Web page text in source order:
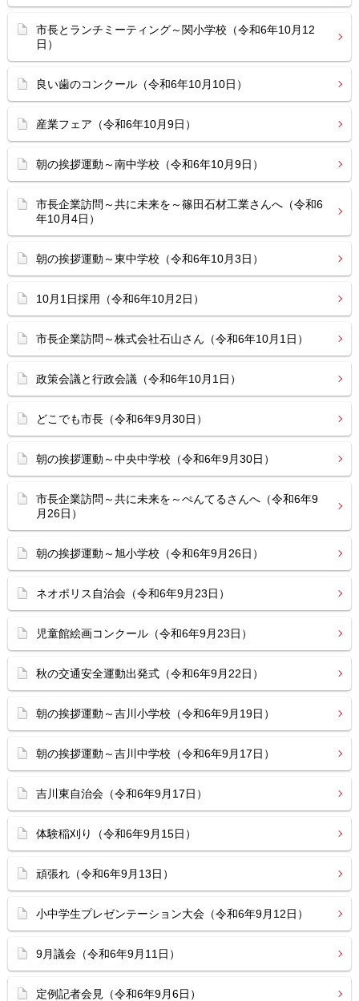
市長とランチミーティング～関小学校（令和6年10月12
日）
良い歯のコンクール（令和6年10月10日）
産業フェア（令和6年10月9日）
朝の挨拶運動～南中学校（令和6年10月9日）
市長企業訪問～共に未来を～篠田石材工業さんへ（令和6
年10月4日）
朝の挨拶運動～東中学校（令和6年10月3日）
10月1日採用（令和6年10月2日）
市長企業訪問～株式会社石山さん（令和6年10月1日）
政策会議と行政会議（令和6年10月1日）
どこでも市長（令和6年9月30日）
朝の挨拶運動～中央中学校（令和6年9月30日）
市長企業訪問～共に未来を～ぺんてるさんへ（令和6年9
月26日）
朝の挨拶運動～旭小学校（令和6年9月26日）
ネオポリス自治会（令和6年9月23日）
児童館絵画コンクール（令和6年9月23日）
秋の交通安全運動出発式（令和6年9月22日）
朝の挨拶運動～吉川小学校（令和6年9月19日）
朝の挨拶運動～吉川中学校（令和6年9月17日）
吉川東自治会（令和6年9月17日）
体験稲刈り（令和6年9月15日）
頑張れ（令和6年9月13日）
小中学生プレゼンテーション大会（令和6年9月12日）
9月議会（令和6年9月11日）
定例記者会見（令和6年9月6日）